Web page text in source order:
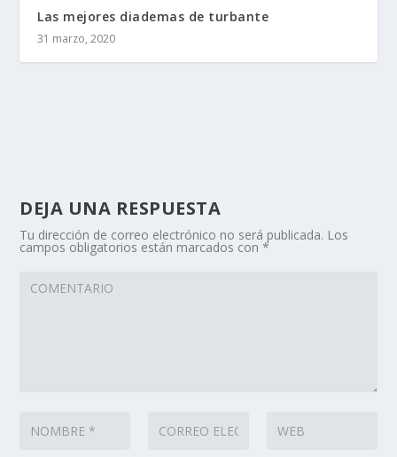
Las mejores diademas de turbante
31 marzo, 2020
DEJA UNA RESPUESTA
Tu dirección de correo electrónico no será publicada. Los
campos obligatorios están marcados con*